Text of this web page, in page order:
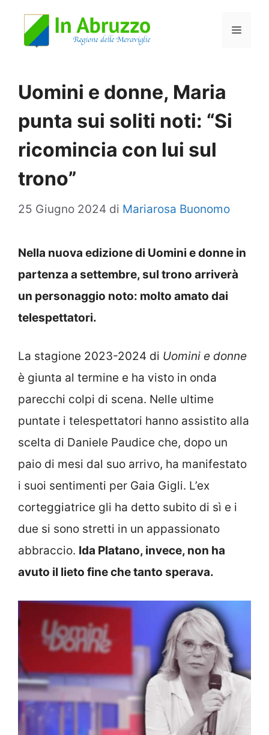
Menu
Uomini e donne, Maria
punta sui soliti noti: “Si
ricomincia con lui sul
trono”
25 Giugno 2024 di Mariarosa Buonomo
Nella nuova edizione di Uomini e donne in
partenza a settembre, sul trono arriverà
un personaggio noto: molto amato dai
telespettatori.
La stagione 2023-2024 di Uomini e donne
è giunta al termine e ha visto in onda
parecchi colpi di scena. Nelle ultime
puntate i telespettatori hanno assistito alla
scelta di Daniele Paudice che, dopo un
paio di mesi dal suo arrivo, ha manifestato
i suoi sentimenti per Gaia Gigli. L’ex
corteggiatrice gli ha detto subito di sì e i
due si sono stretti in un appassionato
abbraccio. Ida Platano, invece, non ha
avuto il lieto fine che tanto sperava.